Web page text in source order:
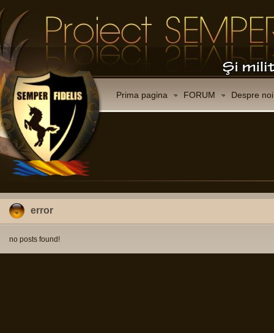
Prima pagina FORUM Despre noi
error
no posts found!